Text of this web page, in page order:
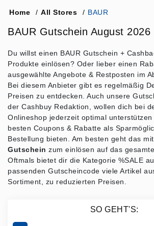
Home / All Stores / BAUR
BAUR Gutschein August 2026
Du willst einen BAUR Gutschein +
Produkte einlösen? Oder lieber einen
ausgewählte Angebote & Restposten im
Bei diesem Anbieter gibt es regelmäßig
Preisen zu entdecken. Auch unsere
der Cashbuy Redaktion, wollen dich bei
Onlineshop jederzeit optimal
besten Coupons & Rabatte als
Bestellung bieten. Am besten geht das
Gutschein zum einlösen auf das
Oftmals bietet dir die Kategorie %SALE
passenden Gutscheincode viele Artikel
Sortiment, zu reduzierten Preisen.
SO GEHT'S: